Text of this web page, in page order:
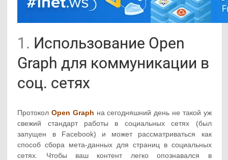
1. Использование Open
Graph для коммуникации в
соц. сетях
ПротоколOpen Graph на сегодняшний день не такой уж
свежий стандарт работы в социальных сетях (был
запущен в Facebook) и может рассматриваться как
способ сбора мета-данных для страниц в социальных
сетях. Чтобы ваш контент легко опознавался в